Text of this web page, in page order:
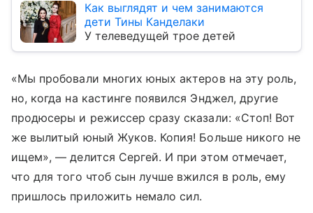
Как выглядят и чем занимаются
дети Тины Канделаки
У телеведущей трое детей
«Мы пробовали многих юных актеров на эту роль,
но, когда на кастинге появился Энджел, другие
продюсеры и режиссер сразу сказали: «Стоп! Вот
же вылитый юный Жуков. Копия! Больше никого не
ищем», — делится Сергей. И при этом отмечает,
что для того чтоб сын лучше вжился в роль, ему
пришлось приложить немало сил.